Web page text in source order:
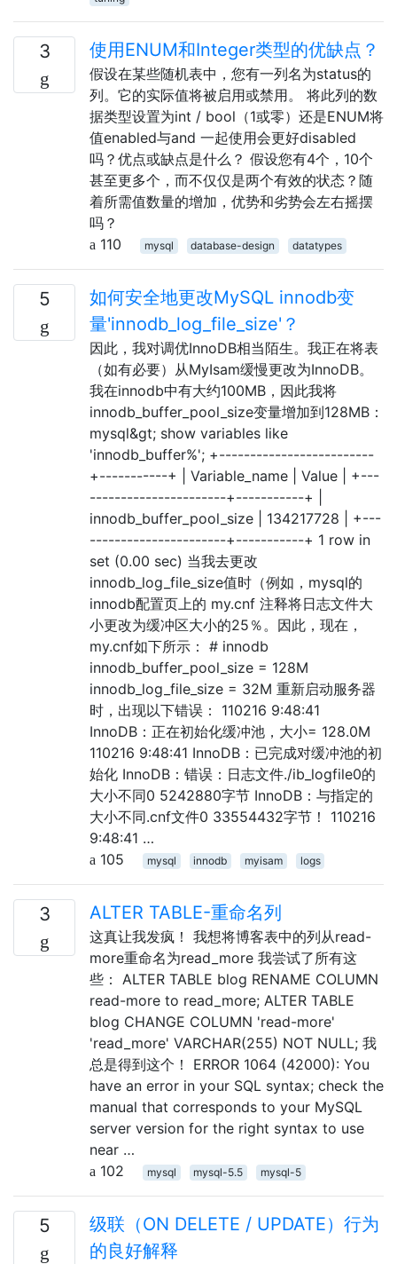
3 使用ENUM和Integer类型的优缺点？
假设在某些随机表中，您有一列名为status的
列。它的实际值将被启用或禁用。 将此列的数
据类型设置为int / bool（1或零）还是ENUM将
值enabled与and 一起使用会更好disabled
吗？优点或缺点是什么？ 假设您有4个，10个
甚至更多个，而不仅仅是两个有效的状态？随
着所需值数量的增加，优势和劣势会左右摇摆
吗？
110
mysql database-design datatypes
5
如何安全地更改MySQL innodb变
量'innodb_log_file_size'？
因此，我对调优InnoDB相当陌生。我正在将表
（如有必要）从MyIsam缓慢更改为InnoDB。
我在innodb中有大约100MB，因此我将
innodb_buffer_pool_size变量增加到128MB：
mysql&gt; show variables like
'innodb_buffer%'; +-------------------------
+-----------+ | Variable_name | Value | +---
----------------------+-----------+ |
innodb_buffer_pool_size | 134217728 | +---
----------------------+-----------+ 1 row in
set (0.00 sec) 当我去更改
innodb_log_file_size值时（例如，mysql的
innodb配置页上的 my.cnf 注释将日志文件大
小更改为缓冲区大小的25％。因此，现在，
my.cnf如下所示： # innodb
innodb_buffer_pool_size = 128M
innodb_log_file_size = 32M 重新启动服务器
时，出现以下错误： 110216 9:48:41
InnoDB：正在初始化缓冲池，大小= 128.0M
110216 9:48:41 InnoDB：已完成对缓冲池的初
始化 InnoDB：错误：日志文件./ib_logfile0的
大小不同0 5242880字节 InnoDB：与指定的
大小不同.cnf文件0 33554432字节！ 110216
9:48:41 …
105
mysql innodb myisam logs
3 ALTER TABLE-重命名列
这真让我发疯！ 我想将博客表中的列从read-
more重命名为read_more 我尝试了所有这
些： ALTER TABLE blog RENAME COLUMN
read-more to read_more; ALTER TABLE
blog CHANGE COLUMN 'read-more'
'read_more' VARCHAR(255) NOT NULL; 我
总是得到这个！ ERROR 1064 (42000): You
have an error in your SQL syntax; check the
manual that corresponds to your MySQL
server version for the right syntax to use
near …
102
mysql mysql-5.5 mysql-5
5
级联（ON DELETE / UPDATE）行为
的良好解释